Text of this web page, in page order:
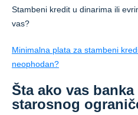
Stambeni kredit u dinarima ili
vas?
Minimalna plata za stambeni
neophodan?
Šta ako vas
starosnog